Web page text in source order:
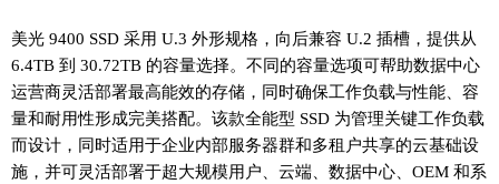
美光 9400 SSD 采用 U.3 外形规格，向后兼容 U.2 插槽，提供从
6.4TB 到 30.72TB 的容量选择。不同的容量选项可帮助数据中心
运营商灵活部署最高能效的存储，同时确保工作负载与性能、容
量和耐用性形成完美搭配。该款全能型 SSD 为管理关键工作负载
而设计，同时适用于企业内部服务器群和多租户共享的云基础设
施，并可灵活部署于超大规模用户、云端、数据中心、OEM 和系